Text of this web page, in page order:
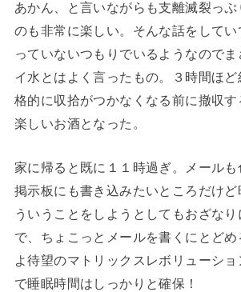
あかん、と言いながらも支離滅裂っ
のも非常に楽しい。そんな話をして
っていないつもりでいるようなので
イ水とはよく言ったもの。３時間ほ
格的に収拾がつかなくなる前に撤収
楽しいお酒となった。
家に帰ると既に１１時過ぎ。メールも
掲示板にも書き込みたいところだけど
ういうことをしようとしてもおざな
で、ちょこっとメールを書くにとど
よ待望のマトリックスレボリューシ
で睡眠時間はしっかりと確保！